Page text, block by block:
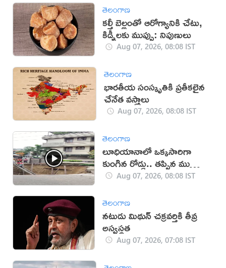
తెలంగాణ
కల్తీ బెల్లంతో ఆరోగ్యానికి చేటు,
కిడ్నీలకు ముప్పు: నిపుణులు
Aug 07, 2026, 08:08 IST
తెలంగాణ
భారతీయ సంస్కృతికి ప్రతీకలైన
చేనేత వస్త్రాలు
Aug 07, 2026, 08:08 IST
తెలంగాణ
లూధియానాలో ఒక్కసారిగా
కుంగిన రోడ్డు.. తప్పిన ముప్పు
(వీడియో)
Aug 07, 2026, 08:08 IST
తెలంగాణ
నటుడు మిథున్ చక్రవర్తికి తీవ్ర
అస్వస్థత
Aug 07, 2026, 07:08 IST